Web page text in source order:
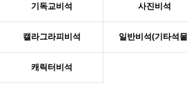
기독교비석 사진비석
캘라그라피비석 일반비석(기타석
캐릭터비석